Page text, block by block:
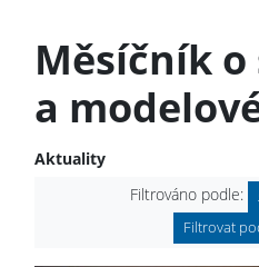
Měsíčník
a
Aktuality
Filtrováno podle:
Filtrovat